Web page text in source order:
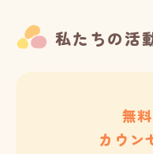
私たちの活
無
カウン